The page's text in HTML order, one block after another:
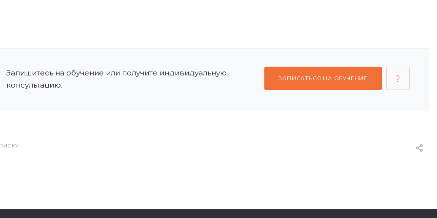
Запишитесь на обучение или получите индивидуальную
консультацию.
ЗАПИСАТЬСЯ НА ОБУЧЕНИЕ